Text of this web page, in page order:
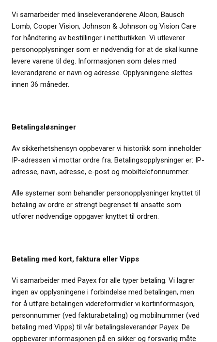
Vi samarbeider med linseleverandørene Alcon, Bausch
Lomb, Cooper Vision, Johnson & Johnson og Vision Care
for håndtering av bestillinger i nettbutikken. Vi utleverer
personopplysninger som er nødvendig for at de skal kunne
levere varene til deg. Informasjonen som deles med
leverandørene er navn og adresse. Opplysningene slettes
innen 36 måneder.
Betalingsløsninger
Av sikkerhetshensyn oppbevarer vi historikk som inneholder
IP-adressen vi mottar ordre fra. Betalingsopplysninger er: IP-
adresse, navn, adresse, e-post og mobiltelefonnummer.
Alle systemer som behandler personopplysninger knyttet til
betaling av ordre er strengt begrenset til ansatte som
utfører nødvendige oppgaver knyttet til ordren.
Betaling med kort, faktura eller Vipps
Vi samarbeider med Payex for alle typer betaling. Vi lagrer
ingen av opplysningene i forbindelse med betalingen, men
for å utføre betalingen videreformidler vi kortinformasjon,
personnummer (ved fakturabetaling) og mobilnummer (ved
betaling med Vipps) til vår betalingsleverandør Payex. De
oppbevarer informasjonen på en sikker og forsvarlig måte